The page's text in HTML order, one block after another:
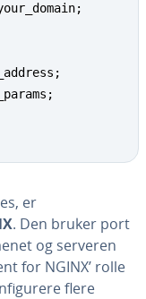
er
. Den bruker port
og serveren
for NGINX’ rolle
flere